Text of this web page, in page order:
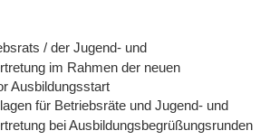
/ der Jugend- und
im Rahmen der neuen
Ausbildungsstart
für Betriebsräte und Jugend- und
bei Ausbildungsbegrüßungsrunden